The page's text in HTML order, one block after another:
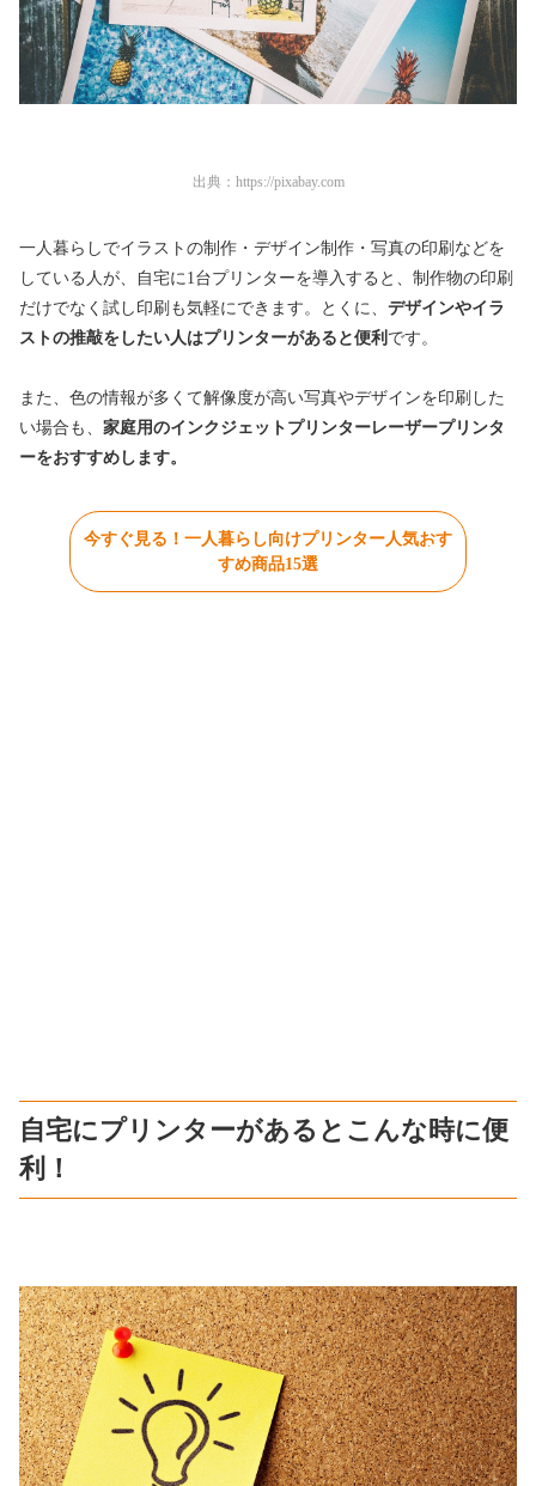
出典： https://pixabay.com
一人暮らしでイラストの制作・デザイン制作・写真の印刷などを
している人が、自宅に1台プリンターを導入すると、制作物の印刷
だけでなく試し印刷も気軽にできます。とくに、 デザインやイラ
ストの推敲をしたい人はプリンターがあると便利 です。
また、色の情報が多くて解像度が高い写真やデザインを印刷した
い場合も、 家庭用のインクジェットプリンターレーザープリンタ
ーをおすすめします。
今すぐ見る！一人暮らし向けプリンター人気おす
すめ商品15選
自宅にプリンターがあるとこんな時に便
利！